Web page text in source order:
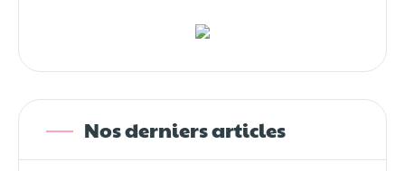
Nos derniers articles